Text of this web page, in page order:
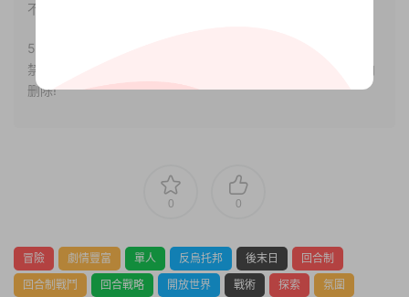
不存在任何商業目的與商業用途。
5.本站提供的所有資源僅供參考學習使用，版權歸原著所有，
禁止下載本站資源參與任何商業和非法行爲，請于24小時之内
删除!
0 0
冒險 劇情豐富 單人 反烏托邦 後末日
回合制
回合制戰鬥
回合戰略 開放世界 戰術 探索
氛圍